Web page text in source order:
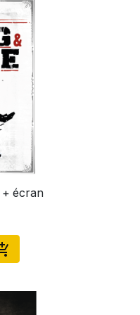
+ écran
Ajouter au panier